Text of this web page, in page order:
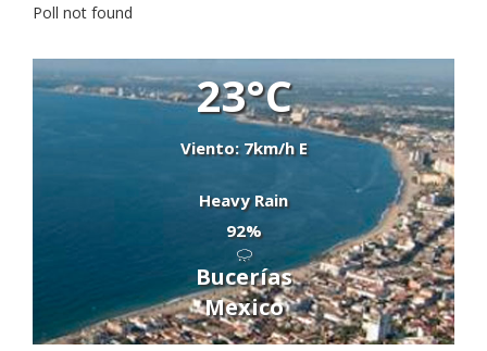
Poll not found
23°C
Viento: 7km/h E
Heavy Rain
92%
Bucerías
Mexico